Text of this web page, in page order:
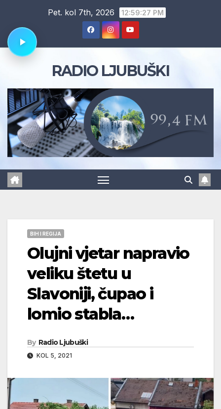
content
Pet. kol 7th, 2026 12:59:28 PM
RADIO LJUBUŠKI
BIH I REGIJA
Olujni vjetar napravio
veliku štetu u
Slavoniji, čupao i
lomio stabla…
By Radio Ljubuški
KOL 5, 2021